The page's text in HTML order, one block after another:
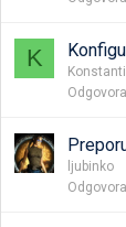
K
Odgovora
ljubinko
Odgovora